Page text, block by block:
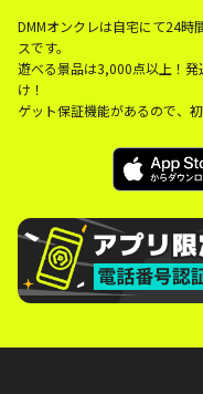
DMMオンクレは自宅にて24時
スです。
遊べる景品は3,000点以上！
け！
ゲット保証機能があるので、